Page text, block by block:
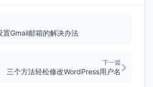
置Gmail邮箱的解决办法
下一篇
三个方法轻松修改WordPress用户名